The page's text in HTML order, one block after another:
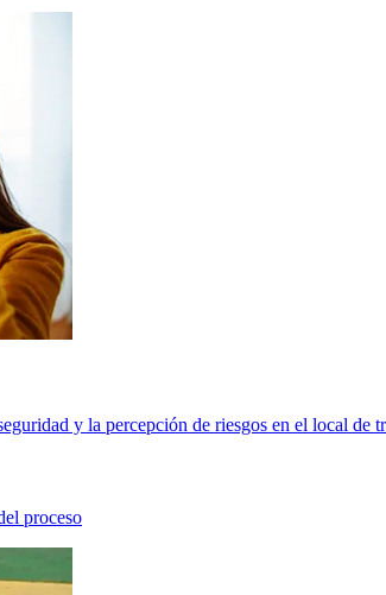
y la percepción de riesgos en el local de
proceso